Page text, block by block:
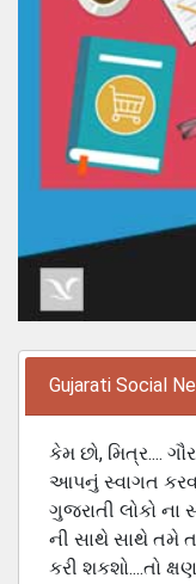
Gujarati Social
કેમ છો, મિત્ર....
આપનું સ્વાગત
ગુજરાતી લોકો
ની સાથે સાથે તમે
કરી શકશો....તો